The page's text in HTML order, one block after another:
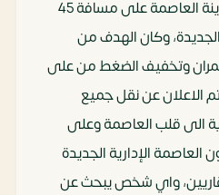
الربع الاول من العام تقع مدينة العاصمة على مسافة 45
وكان الهدف من
وتخفيف الضغط من على
الاعلان عن نقل جميع
الى قلب العاصمة وعلى
الإدارية الجديدة
واي شخص يبحث عن